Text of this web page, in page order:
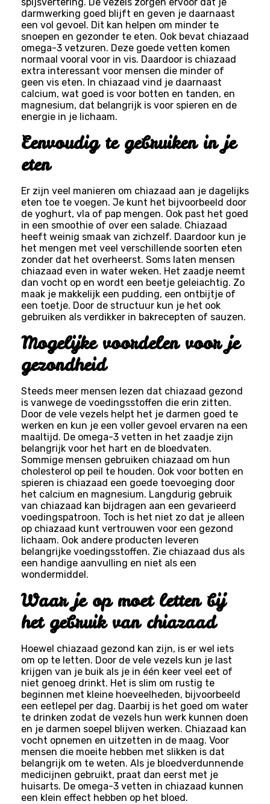
darmwerking goed blijft en geven je daarnaast
een vol gevoel. Dit kan helpen om minder te
snoepen en gezonder te eten. Ook bevat chiazaad
omega-3 vetzuren. Deze goede vetten komen
normaal vooral voor in vis. Daardoor is chiazaad
extra interessant voor mensen die minder of
geen vis eten. In chiazaad vind je daarnaast
calcium, wat goed is voor botten en tanden, en
magnesium, dat belangrijk is voor spieren en de
energie in je lichaam.
Eenvoudig te gebruiken in je
eten
Er zijn veel manieren om chiazaad aan je dagelijks
eten toe te voegen. Je kunt het bijvoorbeeld door
de yoghurt, vla of pap mengen. Ook past het goed
in een smoothie of over een salade. Chiazaad
heeft weinig smaak van zichzelf. Daardoor kun je
het mengen met veel verschillende soorten eten
zonder dat het overheerst. Soms laten mensen
chiazaad even in water weken. Het zaadje neemt
dan vocht op en wordt een beetje geleiachtig. Zo
maak je makkelijk een pudding, een ontbijtje of
een toetje. Door de structuur kun je het ook
gebruiken als verdikker in bakrecepten of sauzen.
Mogelijke voordelen voor je
gezondheid
Steeds meer mensen lezen dat chiazaad gezond
is vanwege de voedingsstoffen die erin zitten.
Door de vele vezels helpt het je darmen goed te
werken en kun je een voller gevoel ervaren na een
maaltijd. De omega-3 vetten in het zaadje zijn
belangrijk voor het hart en de bloedvaten.
Sommige mensen gebruiken chiazaad om hun
cholesterol op peil te houden. Ook voor botten en
spieren is chiazaad een goede toevoeging door
het calcium en magnesium. Langdurig gebruik
van chiazaad kan bijdragen aan een gevarieerd
voedingspatroon. Toch is het niet zo dat je alleen
op chiazaad kunt vertrouwen voor een gezond
lichaam. Ook andere producten leveren
belangrijke voedingsstoffen. Zie chiazaad dus als
een handige aanvulling en niet als een
wondermiddel.
Waar je op moet letten bij
het gebruik van chiazaad
Hoewel chiazaad gezond kan zijn, is er wel iets
om op te letten. Door de vele vezels kun je last
krijgen van je buik als je in één keer veel eet of
niet genoeg drinkt. Het is slim om rustig te
beginnen met kleine hoeveelheden, bijvoorbeeld
een eetlepel per dag. Daarbij is het goed om water
te drinken zodat de vezels hun werk kunnen doen
en je darmen soepel blijven werken. Chiazaad kan
vocht opnemen en uitzetten in de maag. Voor
mensen die moeite hebben met slikken is dat
belangrijk om te weten. Als je bloedverdunnende
medicijnen gebruikt, praat dan eerst met je
huisarts. De omega-3 vetten in chiazaad kunnen
een klein effect hebben op het bloed.